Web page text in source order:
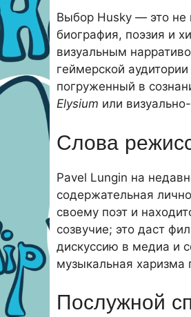
Выбор Husky — это не
биография, поэзия и
визуальным
геймерской
погруженный в
Elysium или
Слова
Pavel Lungin на
содержательная
своему поэт и
созвучие; это даст
дискуссию в медиа и
музыкальная харизма
Послужной